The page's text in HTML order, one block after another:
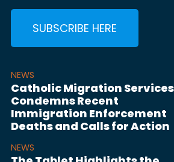
SUBSCRIBE HERE
NEWS
Catholic Migration Services
Condemns Recent
Immigration Enforcement
Deaths and Calls for Action
NEWS